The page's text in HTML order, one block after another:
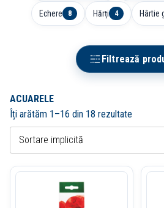
Echere 8 Hărți 4 Hârtie
Filtrează
ACUARELE
Îți arătăm 1–16 din 18 rezultate